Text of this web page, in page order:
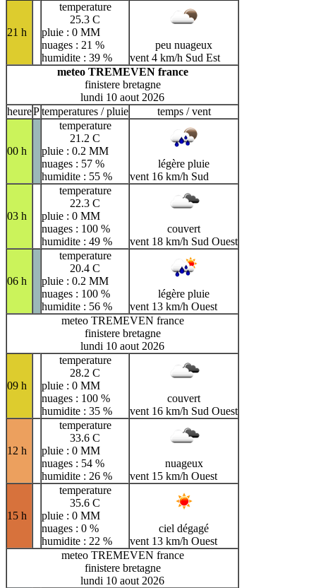
21 h
temperature
25.3 C
pluie : 0 MM
nuages : 21 %
humidite : 39 %
peu nuageux
vent 4 km/h Sud Est
meteo TREMEVEN france
finistere bretagne
lundi 10 aout 2026
heurePtemperatures / pluie temps / vent
00 h
temperature
21.2 C
pluie : 0.2 MM
nuages : 57 %
humidite : 55 %
légère pluie
vent 16 km/h Sud
03 h
temperature
22.3 C
pluie : 0 MM
nuages : 100 %
humidite : 49 %
couvert
vent 18 km/h Sud Ouest
06 h
temperature
20.4 C
pluie : 0.2 MM
nuages : 100 %
humidite : 56 %
légère pluie
vent 13 km/h Ouest
meteo TREMEVEN france
finistere bretagne
lundi 10 aout 2026
09 h
temperature
28.2 C
pluie : 0 MM
nuages : 100 %
humidite : 35 %
couvert
vent 16 km/h Sud Ouest
12 h
temperature
33.6 C
pluie : 0 MM
nuages : 54 %
humidite : 26 %
nuageux
vent 15 km/h Ouest
15 h
temperature
35.6 C
pluie : 0 MM
nuages : 0 %
humidite : 22 %
ciel dégagé
vent 13 km/h Ouest
meteo TREMEVEN france
finistere bretagne
lundi 10 aout 2026